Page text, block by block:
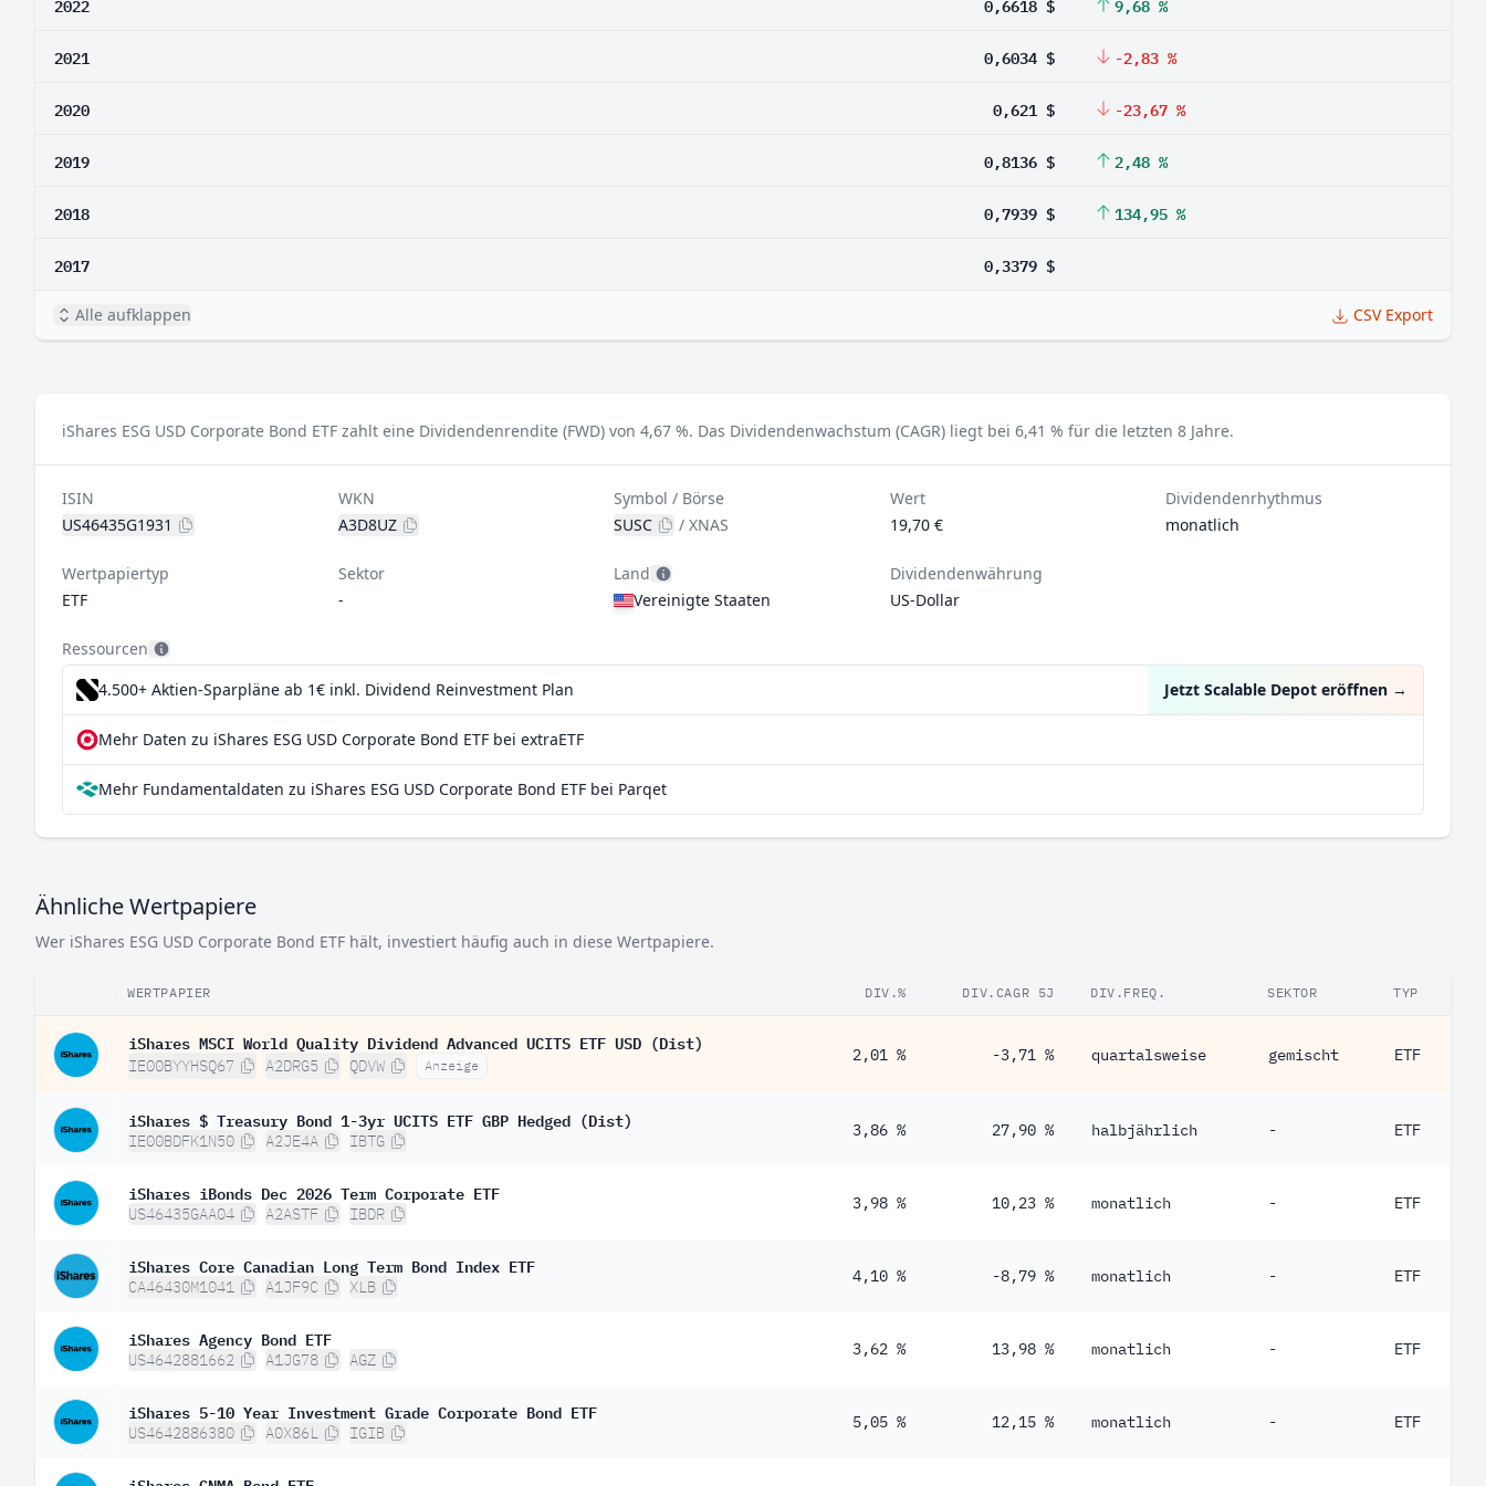
2021 0,6034 $ -2,83 %
2020 0,621 $ -23,67 %
2019 0,8136 $ 2,48 %
2018 0,7939 $ 134,95 %
2017 0,3379 $
Alle aufklappen CSV Export
iShares ESG USD Corporate Bond ETF zahlt eine Dividendenrendite (FWD) von 4,67 %. Das Dividendenwachstum (CAGR) liegt bei 6,41 % für die letzten 8 Jahre.
ISIN
US46435G1931
WKN
A3D8UZ
Symbol / Börse
SUSC
/XNAS
Wert
19,70 €
Dividendenrhythmus
monatlich
Wertpapiertyp
ETF
Sektor
-
Land
Vereinigte Staaten
Dividendenwährung
US-Dollar
Ressourcen
4.500+ Aktien-Sparpläne ab 1€ inkl. Dividend Reinvestment Plan Jetzt Scalable Depot eröffnen →
Mehr Daten zu iShares ESG USD Corporate Bond ETF bei extraETF
Mehr Fundamentaldaten zu iShares ESG USD Corporate Bond ETF bei Parqet
Ähnliche Wertpapiere
Wer iShares ESG USD Corporate Bond ETF hält, investiert häufig auch in diese Wertpapiere.
WERTPAPIER DIV.% DIV.CAGR 5J DIV.FREQ. SEKTOR TYP
iShares MSCI World Quality Dividend Advanced UCITS ETF USD (Dist)
IE00BYYHSQ67 A2DRG5 QDVW Anzeige
2,01 % -3,71 % quartalsweise gemischt ETF
iShares $ Treasury Bond 1-3yr UCITS ETF GBP Hedged (Dist)
IE00BDFK1N50 A2JE4A IBTG
3,86 % 27,90 % halbjährlich - ETF
iShares iBonds Dec 2026 Term Corporate ETF
US46435GAA04 A2ASTF IBDR
3,98 % 10,23 % monatlich - ETF
iShares Core Canadian Long Term Bond Index ETF
CA46430M1041 A1JF9C XLB
4,10 % -8,79 % monatlich - ETF
iShares Agency Bond ETF
US4642881662 A1JG78 AGZ
3,62 % 13,98 % monatlich - ETF
iShares 5-10 Year Investment Grade Corporate Bond ETF
US4642886380 A0X86L IGIB
5,05 % 12,15 % monatlich - ETF